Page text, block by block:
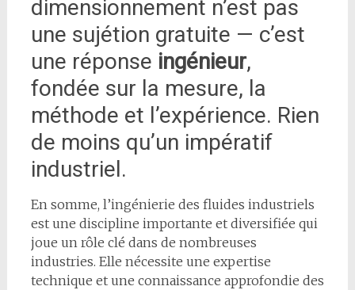
dimensionnement n’est pas
une sujétion gratuite — c’est
une réponse ingénieur,
fondée sur la mesure, la
méthode et l’expérience. Rien
de moins qu’un impératif
industriel.
En somme, l’ingénierie des fluides industriels
est une discipline importante et diversifiée qui
joue un rôle clé dans de nombreuses
industries. Elle nécessite une expertise
technique et une connaissance approfondie des